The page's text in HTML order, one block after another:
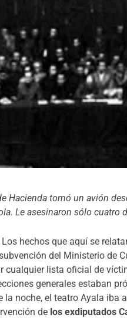
Hacienda tomó un avión
Le asesinaron sólo cuatro
Los hechos que aquí se
del Ministerio de
cualquier lista oficial de
generales estaban
la noche, el teatro Ayala
de los exdiputados